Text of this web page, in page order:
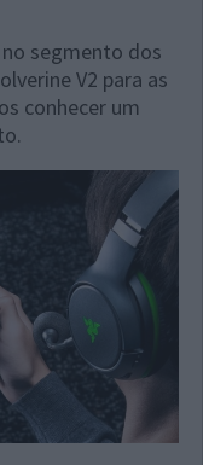
segmento dos
V2 para as
conhecer um